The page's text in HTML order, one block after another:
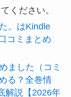
ください。
。はKindle
コミまとめ
ました（コミ
る？全巻情
解説【2026年